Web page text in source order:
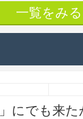
一覧をみる
にでも来